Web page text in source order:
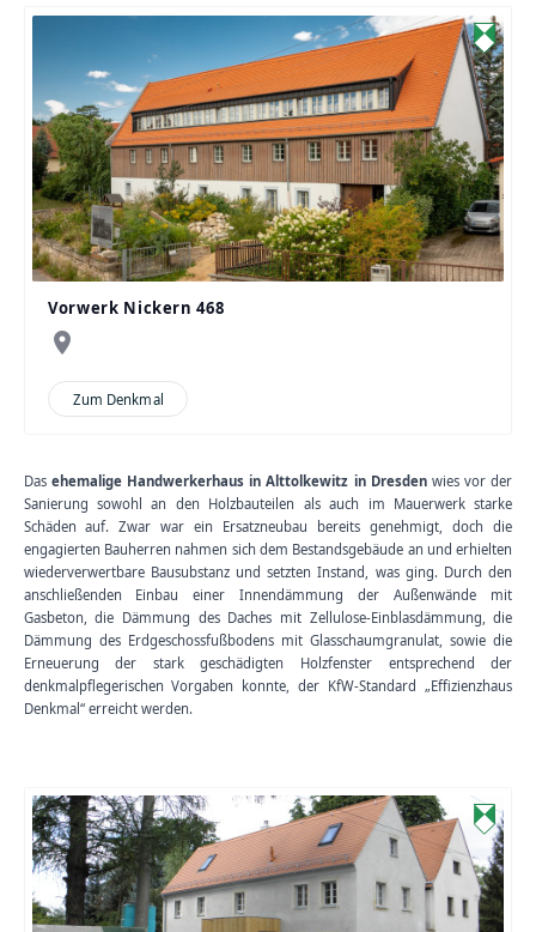
Vorwerk Nickern 468
place
Zum Denkmal
Das ehemalige Handwerkerhausin Alttolkewitz in Dresdenwies vor der
Sanierung sowohl an den Holzbauteilen als auch im Mauerwerk starke
Schäden auf. Zwar war ein Ersatzneubau bereits genehmigt, doch die
engagierten Bauherren nahmen sich dem Bestandsgebäude an und erhielten
wiederverwertbare Bausubstanz und setzten Instand, was ging. Durch den
anschließenden Einbau einer Innendämmung der Außenwände mit
Gasbeton, die Dämmung des Daches mit Zellulose-Einblasdämmung, die
Dämmung des Erdgeschossfußbodens mit Glasschaumgranulat, sowie die
Erneuerung der stark geschädigten Holzfenster entsprechend der
denkmalpflegerischen Vorgaben konnte, der KfW-Standard „Effizienzhaus
Denkmal“ erreicht werden.